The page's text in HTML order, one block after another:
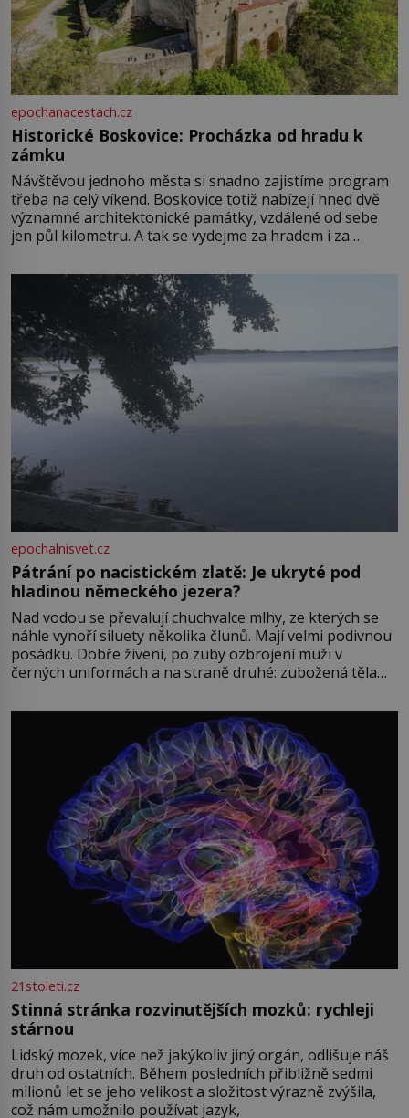
epochanacestach.cz
Historické Boskovice: Procházka od hradu k
zámku
Návštěvou jednoho města si snadno zajistíme program
třeba na celý víkend. Boskovice totiž nabízejí hned dvě
významné architektonické památky, vzdálené od sebe
jen půl kilometru. A tak se vydejme za hradem i za
Boskovice na okraji Drahanské vrchoviny vznikla někdy
ve13. století, a už v roce 1313 kronikáři zaznamenali
epochalnisvet.cz
Pátrání po nacistickém zlatě: Je ukryté pod
hladinou německého jezera?
Nad vodou se převalují chuchvalce mlhy, ze kterých se
náhle vynoří siluety několika člunů. Mají velmi podivnou
posádku. Dobře živení, po zuby ozbrojení muži v
černých uniformách a na straně druhé: zubožená těla
přízračná scéna znamená? Je jaro roku 1945, druhá
světová válka se chýlí ke konci. Jezero Stolpsee
21stoleti.cz
Stinná stránka rozvinutějších mozků: rychleji
stárnou
Lidský mozek, více než jakýkoliv jiný orgán, odlišuje náš
druh od ostatních. Během posledních přibližně sedmi
milionů let se jeho velikost a složitost výrazně zvýšila,
což nám umožnilo používat jazyk,